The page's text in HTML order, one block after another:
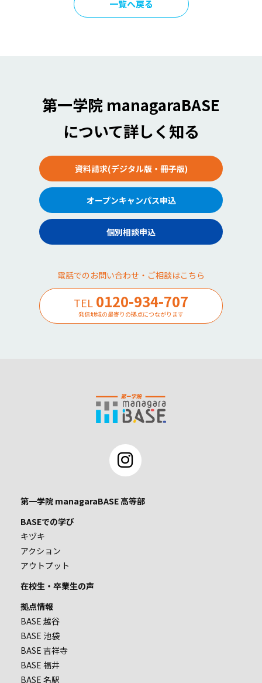
一覧へ戻る
第一学院 managaraBASE
について詳しく知る
資料請求(デジタル版・冊子版)
オープンキャンパス申込
個別相談申込
電話でのお問い合わせ・ご相談はこちら
TEL 0120-934-707
発信地域の最寄りの拠点につながります
第一学院 managaraBASE 高等部
BASEでの学び
キヅキ
アクション
アウトプット
在校生・卒業生の声
拠点情報
BASE 越谷
BASE 池袋
BASE 吉祥寺
BASE 福井
BASE 名駅